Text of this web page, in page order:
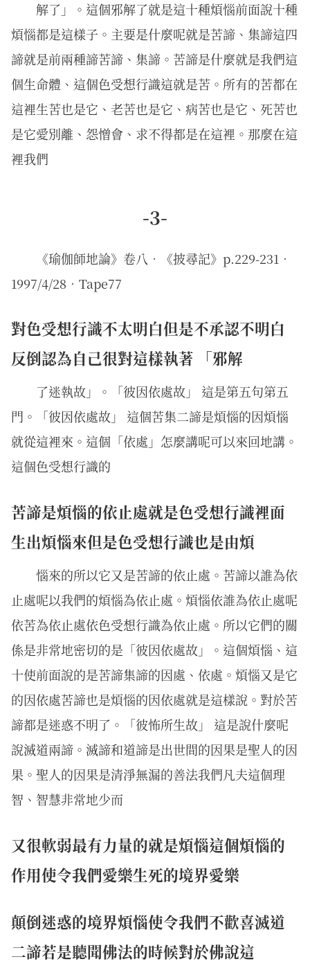
解了」。這個邪解了就是這十種煩惱前面說十種
煩惱都是這樣子。主要是什麼呢就是苦諦、集諦這四
諦就是前兩種諦苦諦、集諦。苦諦是什麼就是我們這
個生命體、這個色受想行識這就是苦。所有的苦都在
這裡生苦也是它、老苦也是它、病苦也是它、死苦也
是它愛別離、怨憎會、求不得都是在這裡。那麼在這
裡我們
-3-
《瑜伽師地論》卷八．《披尋記》p.229-231．
1997/4/28．Tape77
對色受想行識不太明白但是不承認不明白
反倒認為自己很對這樣執著 「邪解
了迷執故」。「彼因依處故」 這是第五句第五
門。「彼因依處故」 這個苦集二諦是煩惱的因煩惱
就從這裡來。這個「依處」怎麼講呢可以來回地講。
這個色受想行識的
苦諦是煩惱的依止處就是色受想行識裡面
生出煩惱來但是色受想行識也是由煩
惱來的所以它又是苦諦的依止處。苦諦以誰為依
止處呢以我們的煩惱為依止處。煩惱依誰為依止處呢
依苦為依止處依色受想行識為依止處。所以它們的關
係是非常地密切的是「彼因依處故」。這個煩惱、這
十使前面說的是苦諦集諦的因處、依處。煩惱又是它
的因依處苦諦也是煩惱的因依處就是這樣說。對於苦
諦都是迷惑不明了。「彼怖所生故」 這是說什麼呢
說滅道兩諦。滅諦和道諦是出世間的因果是聖人的因
果。聖人的因果是清淨無漏的善法我們凡夫這個理
智、智慧非常地少而
又很軟弱最有力量的就是煩惱這個煩惱的
作用使令我們愛樂生死的境界愛樂
顛倒迷惑的境界煩惱使令我們不歡喜滅道
二諦若是聽聞佛法的時候對於佛說這